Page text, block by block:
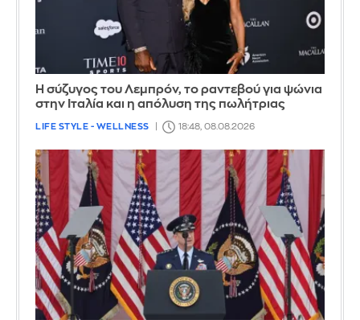
Η σύζυγος του Λεμπρόν, το ραντεβού για ψώνια
στην Ιταλία και η απόλυση της πωλήτριας
LIFE STYLE - WELLNESS 18:48, 08.08.2026